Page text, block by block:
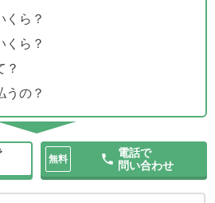
くら？
くら？
？
うの？
無料
電話で
問い合わせ